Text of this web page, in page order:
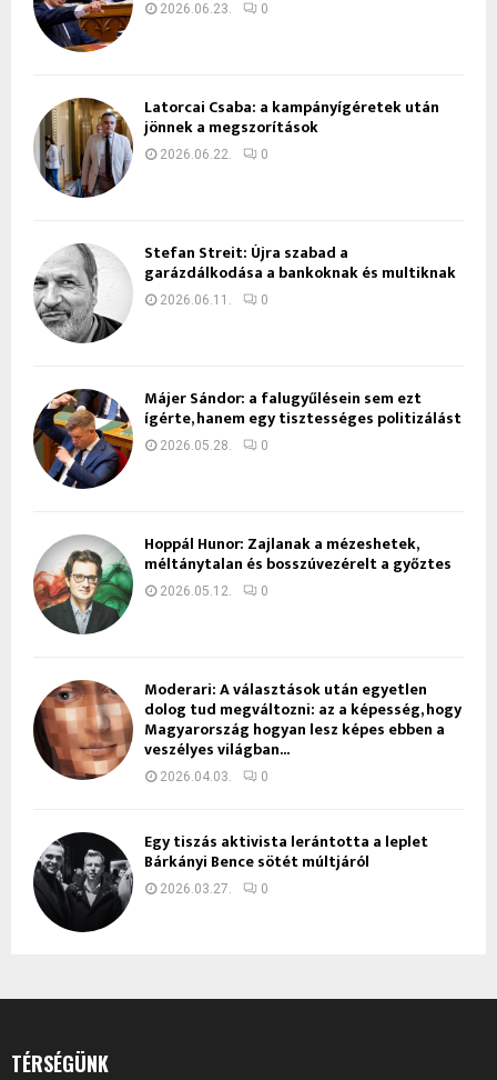
2026.06.23. 0
Latorcai Csaba: a kampányígéretek után
jönnek a megszorítások
2026.06.22. 0
Stefan Streit: Újra szabad a
garázdálkodása a bankoknak és multiknak
2026.06.11. 0
Májer Sándor: a falugyűlésein sem ezt
ígérte, hanem egy tisztességes politizálást
2026.05.28. 0
Hoppál Hunor: Zajlanak a mézeshetek,
méltánytalan és bosszúvezérelt a győztes
2026.05.12. 0
Moderari: A választások után egyetlen
dolog tud megváltozni: az a képesség, hogy
Magyarország hogyan lesz képes ebben a
veszélyes világban...
2026.04.03. 0
Egy tiszás aktivista lerántotta a leplet
Bárkányi Bence sötét múltjáról
2026.03.27. 0
TÉRSÉGÜNK